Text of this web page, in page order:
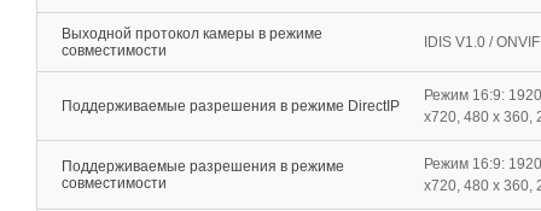
Выходной протокол камеры в режиме
совместимости
IDIS V1.0 /
Поддерживаемые разрешения в режиме DirectIP
Режим 16:9:
x720, 480 x 360,
Поддерживаемые разрешения в режиме
совместимости
Режим 16:9:
x720, 480 x 360,